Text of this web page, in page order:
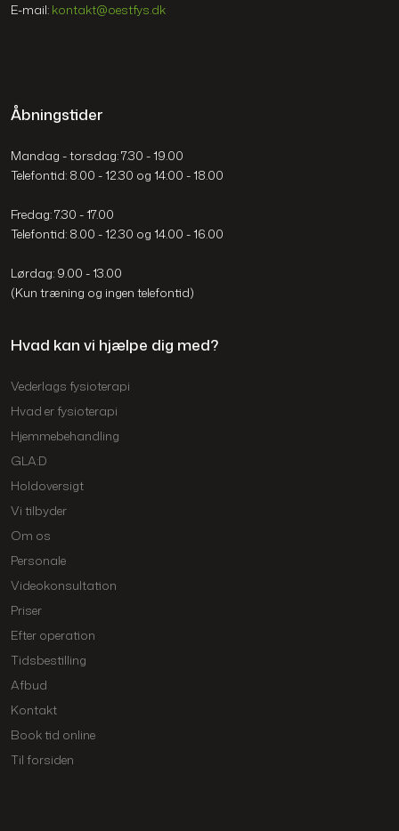
E-mail: kontakt@oestfys.dk
Åbningstider
Mandag - torsdag: 7.30 - 19.00
​Telefontid: 8.00 - 12.30 og 14:00 - 18.00
​Fredag: 7.30 - 17.00
​Telefontid: 8.00 - 12.30 og 14.00 - 16.00
Lørdag: 9.00 - 13.00
​(Kun træning og ingen telefontid)
Hvad kan vi hjælpe dig med?
Vederlags fysioterapi​
Hvad er fysioterapi
Hjemmebehandling
GLA:D
Holdoversigt
Vi tilbyder
Om os
Personale
Videokonsultation
Priser
Efter operation
Tidsbestilling
Afbud
Kontakt
Book tid online
Til forsiden